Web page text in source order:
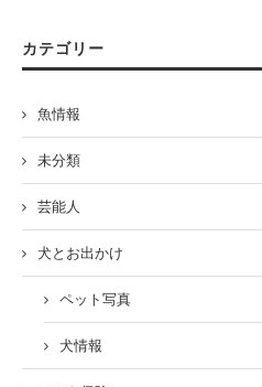
カテゴリー
魚情報
未分類
芸能人
犬とお出かけ
ペット写真
犬情報